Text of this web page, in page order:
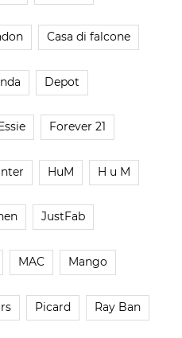
Casa di falcone
Depot
Forever 21
HuM H u M
JustFab
MAC Mango
Picard Ray Ban